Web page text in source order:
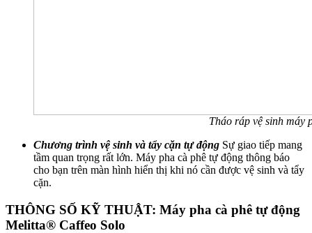
Tháo ráp vệ sinh máy pha cà
Chương trình vệ sinh và tẩy cặn tự động Sự giao tiếp mang
tầm quan trọng rất lớn. Máy pha cà phê tự động thông báo
cho bạn trên màn hình hiển thị khi nó cần được vệ sinh và tẩy
cặn.
THÔNG SỐ KỸ THUẬT: Máy pha cà phê tự động
Melitta® Caffeo Solo